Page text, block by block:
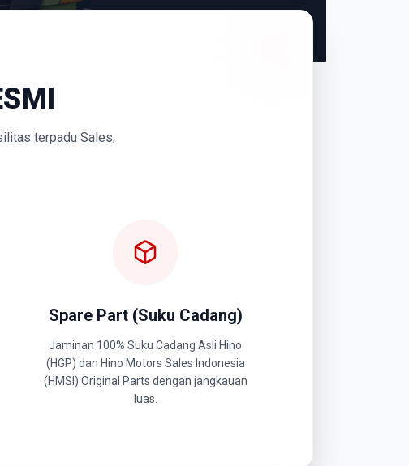
terpadu Sales,
Spare Part (Suku Cadang)
Jaminan 100% Suku Cadang Asli Hino
(HGP) dan Hino Motors Sales Indonesia
(HMSI) Original Parts dengan jangkauan
luas.